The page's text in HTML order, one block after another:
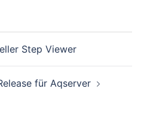
Step Viewer
für Aqserver